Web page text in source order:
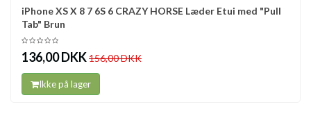
iPhone XS X 8 7 6S 6 CRAZY HORSE Læder Etui med "Pull
Tab" Brun
136,00 DKK156,00 DKK
Ikke på lager